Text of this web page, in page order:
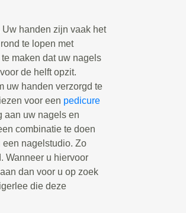
handen zijn vaak het
te lopen met
maken dat uw nagels
de helft opzit.
uw handen verzorgd te
voor een pedicure
aan uw nagels en
combinatie te doen
nagelstudio. Zo
Wanneer u hiervoor
dan voor u op zoek
die deze